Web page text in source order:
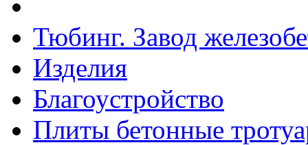
Тюбинг. Завод
Изделия
Благоустройство
Плиты бетонные